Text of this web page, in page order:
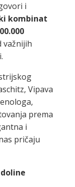
i
kombinat
važnijih
Vipava
prema
i
pričaju